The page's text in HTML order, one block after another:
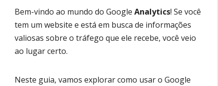
Bem-vindo ao mundo do Google Analytics! Se você
tem um website e está em busca de informações
valiosas sobre o tráfego que ele recebe, você veio
ao lugar certo.
Neste guia, vamos explorar como usar o Google